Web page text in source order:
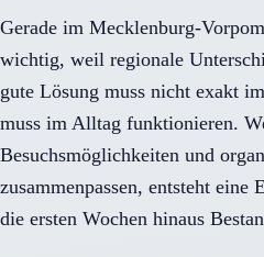
Gerade im Mecklenburg-
wichtig, weil regionale
gute Lösung muss nicht exakt
muss im Alltag funktionieren.
Besuchsmöglichkeiten und
zusammenpassen, entsteht eine
die ersten Wochen hinaus